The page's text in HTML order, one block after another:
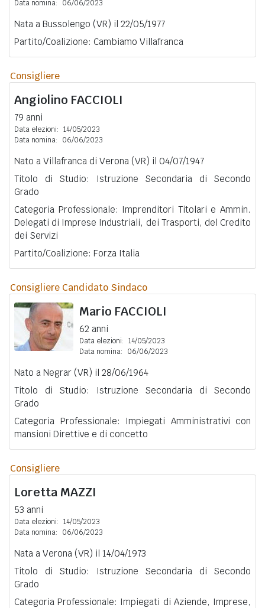
Data nomina: 06/06/2023
Nata a Bussolengo (VR) il 22/05/1977
Partito/Coalizione: Cambiamo Villafranca
Consigliere
Angiolino FACCIOLI
79 anni
Data elezioni: 14/05/2023
Data nomina:
06/06/2023
Nato a Villafranca di Verona (VR) il 04/07/1947
Titolo di Studio: Istruzione Secondaria di Secondo
Grado
Categoria Professionale: Imprenditori Titolari e Ammin.
Delegati di Imprese Industriali, dei Trasporti, del Credito
dei Servizi
Partito/Coalizione: Forza Italia
Consigliere Candidato Sindaco
Mario FACCIOLI
62 anni
Data elezioni: 14/05/2023
Data nomina:
06/06/2023
Nato a Negrar (VR) il 28/06/1964
Titolo di Studio: Istruzione Secondaria di Secondo
Grado
Categoria Professionale: Impiegati Amministrativi con
mansioni Direttive e di concetto
Consigliere
Loretta MAZZI
53 anni
Data elezioni: 14/05/2023
Data nomina:
06/06/2023
Nata a Verona (VR) il 14/04/1973
Titolo di Studio: Istruzione Secondaria di Secondo
Grado
Categoria Professionale: Impiegati di Aziende, Imprese,